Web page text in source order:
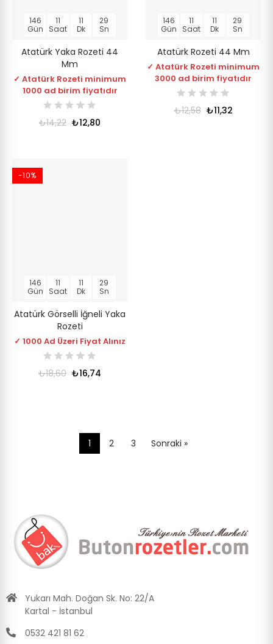
146
Gün
11
Saat
11
Dk
28
Sn
Atatürk Yaka Rozeti 44
Mm
✓ Atatürk Rozeti minimum
1000 ad birim fiyatıdır
₺14,22 ₺12,80
146
Gün
11
Saat
11
Dk
28
Sn
Atatürk Rozeti 44 Mm
✓ Atatürk Rozeti minimum
3000 ad birim fiyatıdır
₺12,58 ₺11,32
-10%
146
Gün
11
Saat
11
Dk
28
Sn
Atatürk Görselli İğneli Yaka
Rozeti
✓ 1000 Ad Üzeri Fiyat Alınız
₺18,60 ₺16,74
1 2 3 Sonraki »
Yukarı Mah. Doğan Sk. No: 22/A
Kartal - İstanbul
0532 421 81 62